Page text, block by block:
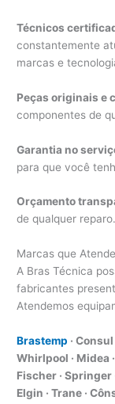
Técnicos
constantemente
marcas e
Peças originais e
componentes de
Garantia no
para que você
Orçamento
de qualquer
Marcas que
A Bras Técnica
fabricantes
Atendemos
Brastemp · Consul
Whirlpool · Midea
Fischer · Springer
Elgin · Trane ·